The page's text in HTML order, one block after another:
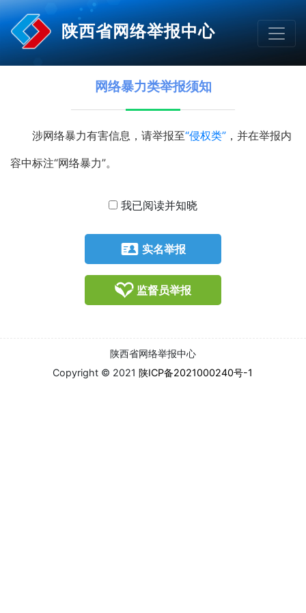
陕西省网络举报中心
网络暴力类举报须知
涉网络暴力有害信息，请举报至“侵权类” ，并在举报内
容中标注“网络暴力”。
我已阅读并知晓
实名举报
监督员举报
陕西省网络举报中心
Copyright © 2021陕ICP备2021000240号-1